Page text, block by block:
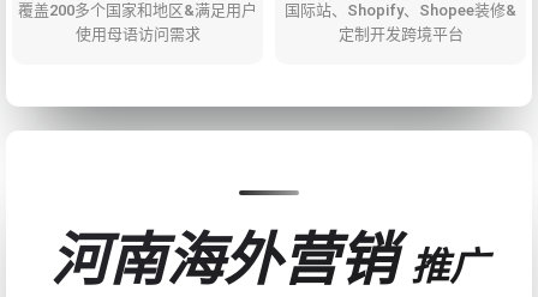
覆盖200多个国家和地区&满足用户
使用母语访问需求
国际站、Shopify、Shopee装修&
定制开发跨境平台
河南海外营销推广